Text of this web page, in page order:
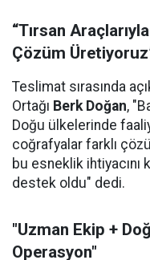
“Tırsan
Çözüm
Teslimat sırasında
Ortağı Berk Doğan,
Doğu ülkelerinde
coğrafyalar farklı
bu esneklik ihtiyacını
destek oldu" dedi.
"Uzman Ekip +
Operasyon"